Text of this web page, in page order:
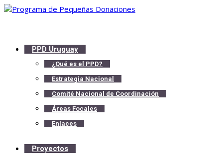
PPD Uruguay
¿Qué es el PPD?
Estrategia Nacional
Comité Nacional de Coordinación
Áreas Focales
Enlaces
Proyectos